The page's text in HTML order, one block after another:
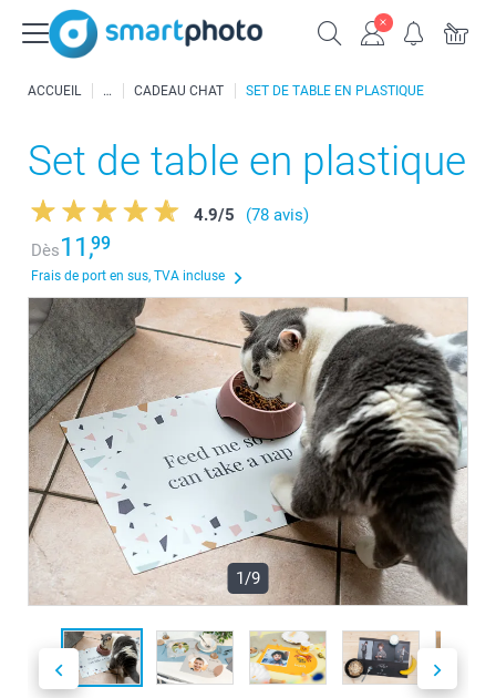
ACCUEIL CADEAU CHAT SET DE TABLE EN PLASTIQUE
Set de table en plastique
4.9/5
(78 avis)
Dès11,99
Frais de port en sus, TVA incluse
1/9